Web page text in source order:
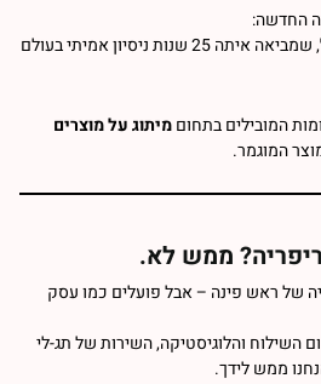
החדשה:
, שמביאה איתה 25 שנות ניסיון אמיתי בעולם
המובילים בתחוםמיתוג על מוצרים
המוגמר.
ממש לא.
של ראש פינה – אבל פועלים כמו עסק
השילוח והלוגיסטיקה, השירות של תג-לי
ממש לידך.